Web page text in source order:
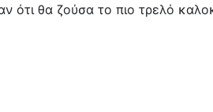
ότι θα ζούσα το πιο τρελό